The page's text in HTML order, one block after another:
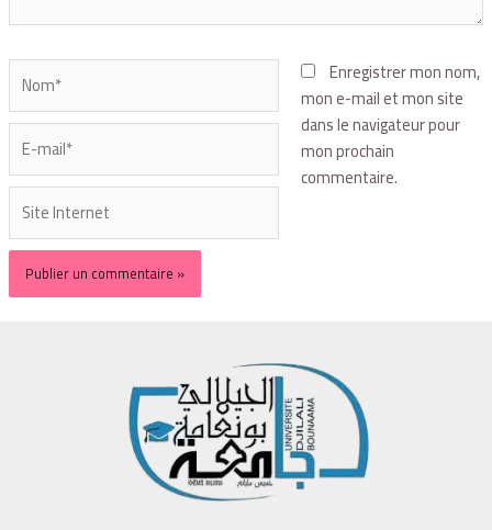
Enregistrer mon nom,
mon e-mail et mon site
dans le navigateur pour
mon prochain
commentaire.